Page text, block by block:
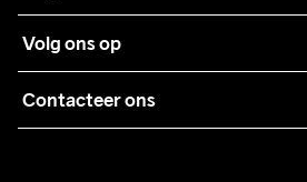
Teamwear
Samenwerkingen
Pers
Algemene voorwaarden
Retour
Volg ons op
Contacteer ons